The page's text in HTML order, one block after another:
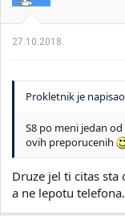
27.10.2018.
Prokletnik je
S8 po meni jedan
ovih preporucenih
Druze jel ti citas sta
a ne lepotu telefona.